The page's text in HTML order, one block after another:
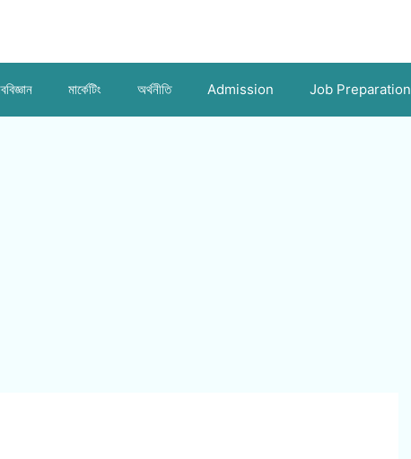
মার্কেটিং অর্থনীতি Admission Job Preparation